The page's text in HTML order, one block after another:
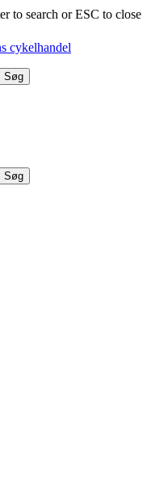
to search or ESC to close
Søg
Søg